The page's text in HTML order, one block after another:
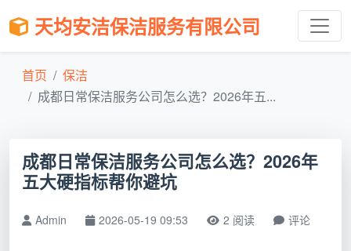
天均安洁保洁服务有限公司
首页
保洁
成都日常保洁服务公司怎么选？2026年五...
成都日常保洁服务公司怎么选？2026年
五大硬指标帮你避坑
Admin 2026-05-19 09:53 2 阅读 评论